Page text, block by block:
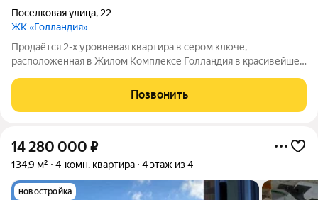
Поселковая улица, 22
ЖК «Голландия»
Продаётся 2-х уровневая квартира в сером ключе,
расположенная в Жилом Комплексе Голландия в красивейшем
из красного керамического блока и кирпича,2024 года
постройки. 4/5 этаж Общая площадь
Позвонить
14 280 000 ₽
134,9 м² 4-комн. квартира 4 этаж из 4
новостройка